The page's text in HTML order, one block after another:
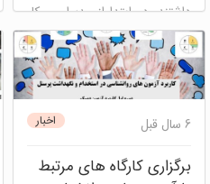
داشتند. در ابتدا از مدیران و کار
...
دیسک
اخبار 6 سال قبل
برگزاری کارگاه های مرتبط